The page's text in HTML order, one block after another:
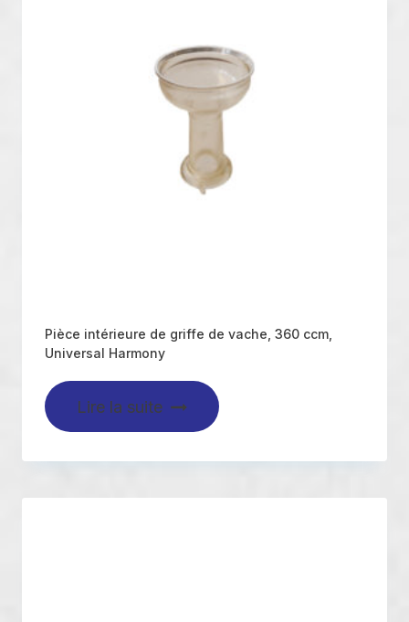
Pièce intérieure de griffe de vache, 360 ccm,
Universal Harmony
Lire la suite